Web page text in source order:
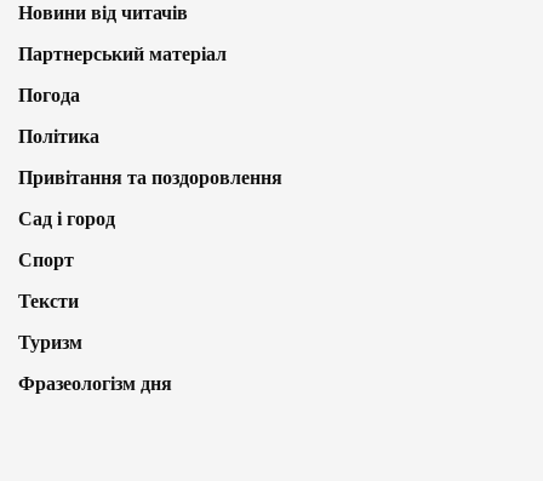
Новини від читачів
Партнерський матеріал
Погода
Політика
Привітання та поздоровлення
Сад і город
Спорт
Тексти
Туризм
Фразеологізм дня